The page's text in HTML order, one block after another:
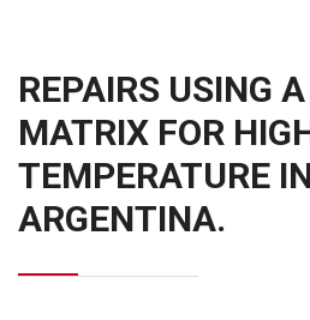
REPAIRS USING
MATRIX FOR
TEMPERATURE
ARGENTINA.